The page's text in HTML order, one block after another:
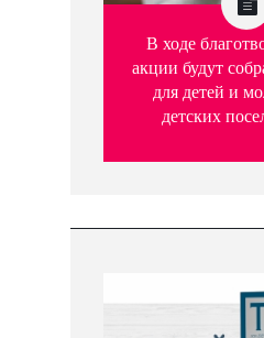
В ходе
акции будут
для детей и
детских